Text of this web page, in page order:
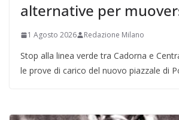
alternative per
1 Agosto 2026 Redazione Milano
Stop alla linea verde tra Cadorna e
le prove di carico del nuovo piazzale di